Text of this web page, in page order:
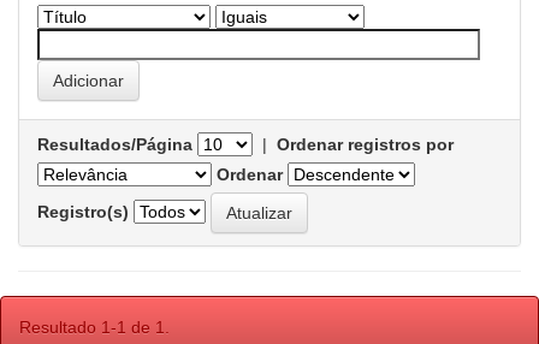
Resultados/Página | Ordenar registros por
Ordenar
Registro(s)
Resultado 1-1 de 1.